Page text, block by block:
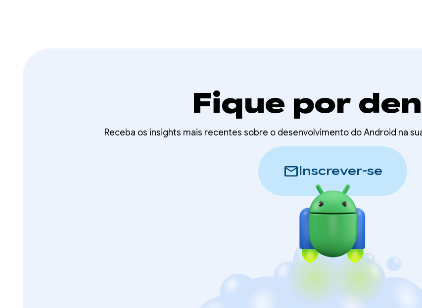
Fique por
Receba os insights mais recentes sobre o desenvolvimento do Android na
mailInscrever-se